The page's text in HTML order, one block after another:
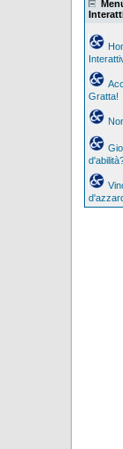
Gratta!